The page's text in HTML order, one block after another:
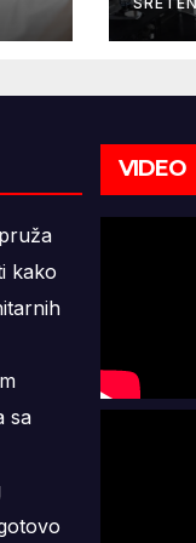
9,6
kako
sa
VIDEO